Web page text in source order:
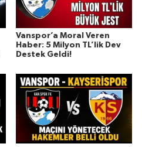
Vanspor’a Moral Veren
Haber: 5 Milyon TL’lik Dev
Destek Geldi!